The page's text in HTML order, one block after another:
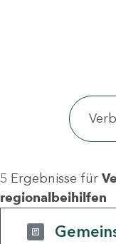
5 Ergebnisse für
regionalbeihilfen